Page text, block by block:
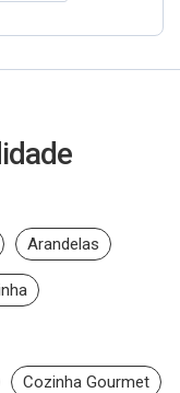
Arandelas
Cozinha Gourmet